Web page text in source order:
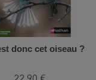
donc cet oiseau ?